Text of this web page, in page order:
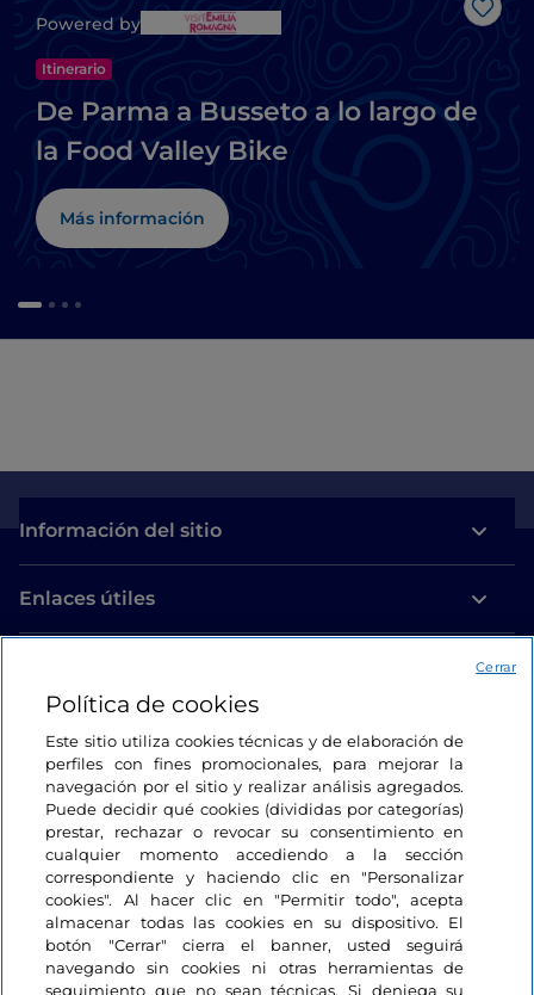
Me
Powered by
Itinerario
De Parma a Busseto a lo largo de
la Food Valley Bike
Más información
Información del sitio
Enlaces útiles
Estamos en contacto
Política de cookies
Este sitio utiliza cookies técnicas y de elaboración de
perfiles con fines promocionales, para mejorar la
navegación por el sitio y realizar análisis agregados.
Puede decidir qué cookies (divididas por categorías)
prestar, rechazar o revocar su consentimiento en
cualquier momento accediendo a la sección
correspondiente y haciendo clic en "Personalizar
cookies". Al hacer clic en "Permitir todo", acepta
almacenar todas las cookies en su dispositivo. El
botón "Cerrar" cierra el banner, usted seguirá
navegando sin cookies ni otras herramientas de
seguimiento que no sean técnicas. Si deniega su
Cerrar